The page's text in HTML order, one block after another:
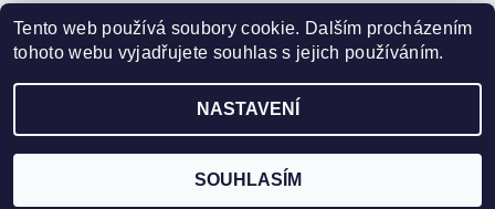
Obchodní podmínky | Ochrana osobních údajů
2026 ©eshop.VAKAP.cz, všechna práva vyhrazena
Vytvořil Shoptet
Tento web používá soubory cookie. Dalším procházením
tohoto webu vyjadřujete souhlas s jejich používáním.
NASTAVENÍ
SOUHLASÍM